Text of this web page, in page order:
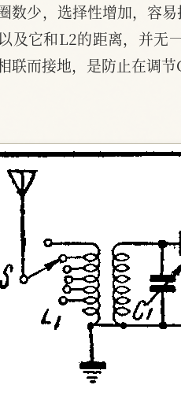
数少，选择性增加，容
及它和L2的距离，并无
联而接地，是防止在调节